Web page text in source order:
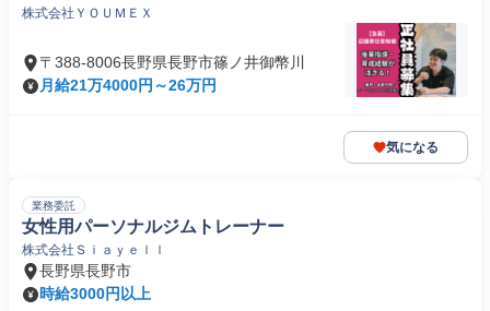
株式会社ＹＯＵＭＥＸ
〒388-8006長野県長野市篠ノ井御幣川
月給21万4000円～26万円
気になる
業務委託
女性用パーソナルジムトレーナー
株式会社Ｓｉａｙｅｌｌ
長野県長野市
時給3000円以上